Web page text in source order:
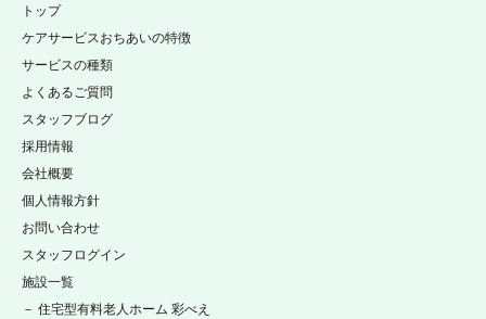
トップ
ケアサービスおちあいの特徴
サービスの種類
よくあるご質問
スタッフブログ
採用情報
施設一覧
－ 住宅型有料老人ホーム 彩べえ
会社概要
個人情報方針
お問い合わせ
スタッフログイン